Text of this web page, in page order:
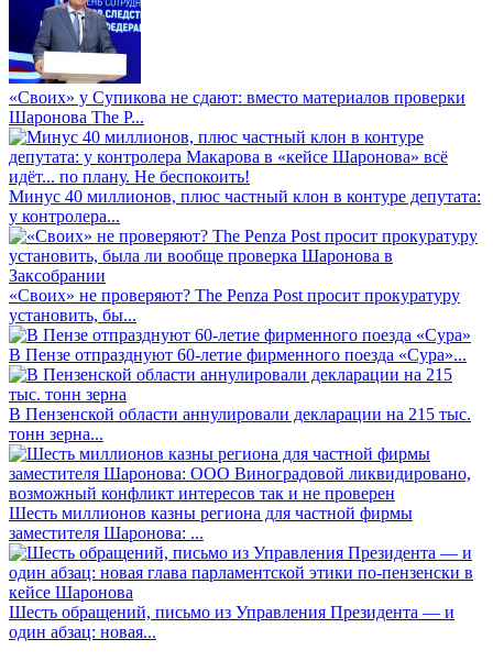
«Своих» у Супикова не сдают: вместо материалов проверки
Шаронова The P...
Минус 40 миллионов, плюс частный клон в контуре депутата:
у контролера...
«Своих» не проверяют? The Penza Post просит прокуратуру
установить, бы...
В Пензе отпразднуют 60-летие фирменного поезда «Сура»...
В Пензенской области аннулировали декларации на 215 тыс.
тонн зерна...
Шесть миллионов казны региона для частной фирмы
заместителя Шаронова: ...
Шесть обращений, письмо из Управления Президента — и
один абзац: новая...